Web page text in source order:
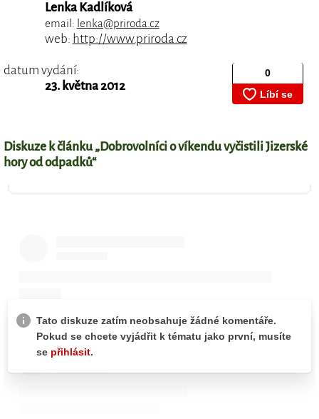
Lenka Kadlíková
email: lenka@priroda.cz
web: http://www.priroda.cz
datum vydání:
23. května 2012
Diskuze k článku „Dobrovolníci o víkendu vyčistili Jizerské
hory od odpadků“